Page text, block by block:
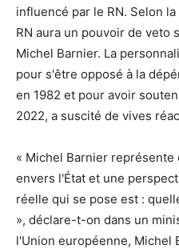
influencé par le RN. Selon
RN aura un pouvoir de veto
Michel Barnier. La
pour s'être opposé à la
en 1982 et pour avoir
2022, a suscité de vives
« Michel Barnier
envers l'État et une
réelle qui se pose est :
», déclare-t-on dans un
l'Union européenne, Michel